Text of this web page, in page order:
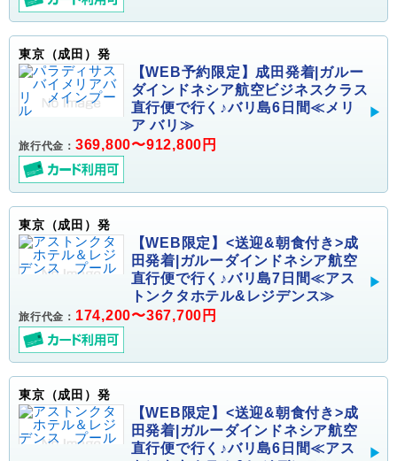
東京（成田）発
【WEB予約限定】成田発着|ガルー
ダインドネシア航空ビジネスクラス
直行便で行く♪バリ島6日間≪メリ
ア バリ≫
旅行代金： 369,800〜912,800円
東京（成田）発
【WEB限定】<送迎&朝食付き>成
田発着|ガルーダインドネシア航空
直行便で行く♪バリ島7日間≪アス
トンクタホテル&レジデンス≫
旅行代金： 174,200〜367,700円
東京（成田）発
【WEB限定】<送迎&朝食付き>成
田発着|ガルーダインドネシア航空
直行便で行く♪バリ島6日間≪アス